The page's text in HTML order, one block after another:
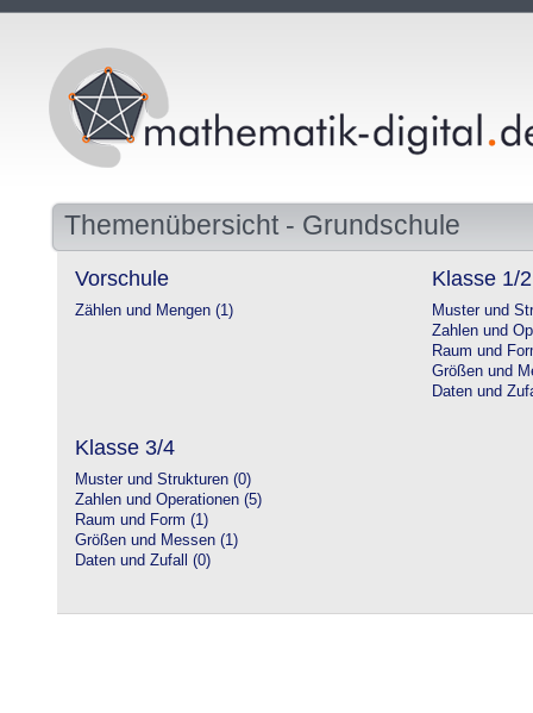
Themenübersicht - Grundschule
Vorschule
Zählen und Mengen (1)
Klasse 1/2
Muster und
Zahlen und
Raum und
Größen und
Daten und
Klasse 3/4
Muster und Strukturen (0)
Zahlen und Operationen (5)
Raum und Form (1)
Größen und Messen (1)
Daten und Zufall (0)